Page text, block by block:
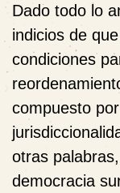
Dado todo lo
indicios de
condiciones
compuesto
otras
democracia